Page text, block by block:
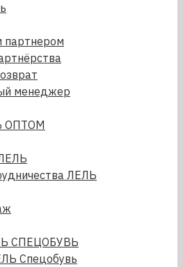
партнером
менеджер
ОПТОМ
ЛЕЛЬ
СПЕЦОБУВЬ
Спецобувь